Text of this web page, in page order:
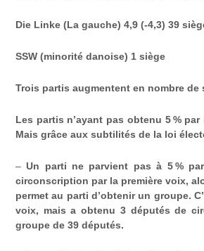
Die Linke (La gauche) 4,9 (-4,3) 39
SSW (minorité danoise) 1 siège
Trois partis augmentent en nombre de
Les partis n’ayant pas obtenu 5 %
Mais grâce aux subtilités de la loi
–Un parti ne parvient pas à 5 %
circonscription par la première voix,
permet au parti d’obtenir un groupe.
voix, mais a obtenu 3 députés de
groupe de 39 députés.